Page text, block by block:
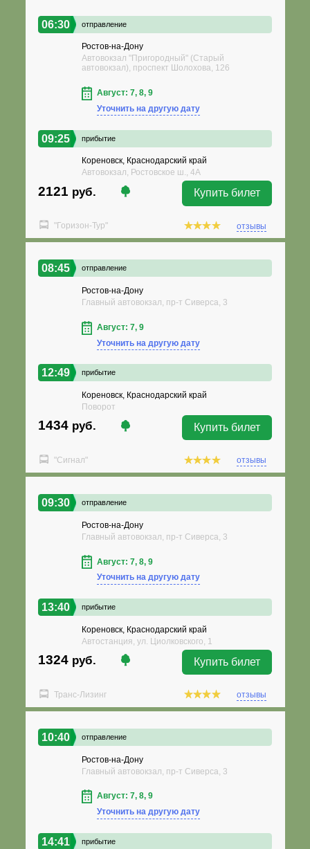
06:30 отправление
Ростов-на-Дону
Автовокзал "Пригородный" (Старый
автовокзал), проспект Шолохова, 126
Август: 7, 8, 9
Уточнить на другую дату
09:25 прибытие
Кореновск, Краснодарский край
Автовокзал, Ростовское ш., 4А
2121 руб. Купить билет
"Горизон-Тур" отзывы
08:45 отправление
Ростов-на-Дону
Главный автовокзал, пр-т Сиверса, 3
Август: 7, 9
Уточнить на другую дату
12:49 прибытие
Кореновск, Краснодарский край
Поворот
1434 руб. Купить билет
"Сигнал" отзывы
09:30 отправление
Ростов-на-Дону
Главный автовокзал, пр-т Сиверса, 3
Август: 7, 8, 9
Уточнить на другую дату
13:40 прибытие
Кореновск, Краснодарский край
Автостанция, ул. Циолковского, 1
1324 руб. Купить билет
Транс-Лизинг отзывы
10:40 отправление
Ростов-на-Дону
Главный автовокзал, пр-т Сиверса, 3
Август: 7, 8, 9
Уточнить на другую дату
14:41 прибытие